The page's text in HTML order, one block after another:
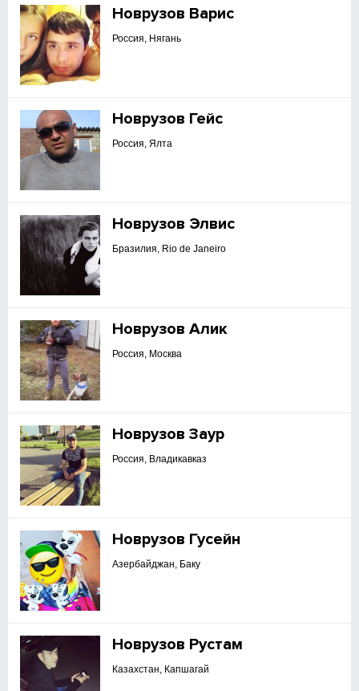
Новрузов Варис
Россия, Нягань
Новрузов Гейс
Россия, Ялта
Новрузов Элвис
Бразилия, Rio de Janeiro
Новрузов Алик
Россия, Москва
Новрузов Заур
Россия, Владикавказ
Новрузов Гусейн
Азербайджан, Баку
Новрузов Рустам
Казахстан, Капшагай